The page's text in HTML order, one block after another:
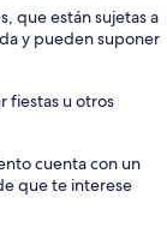
que están sujetas a
y pueden suponer
fiestas u otros
cuenta con un
que te interese